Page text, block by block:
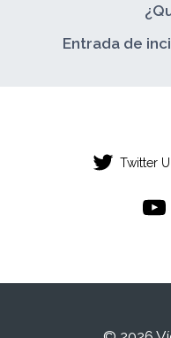
Entrada de
Twitter